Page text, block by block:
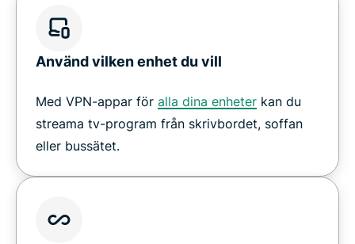
Använd vilken enhet du vill
Med VPN-appar för alla dina enheter kan du
streama tv-program från skrivbordet, soffan
eller bussätet.